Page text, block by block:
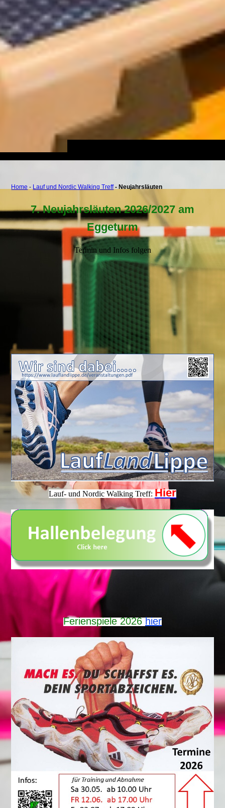
Home - Lauf und Nordic Walking Treff- Neujahrsläuten
7. Neujahrsläuten 2026/2027 am
Eggeturm
Termin und Infos folgen
Lauf- und Nordic Walking Treff: Hier
Ferienspiele 2026hier